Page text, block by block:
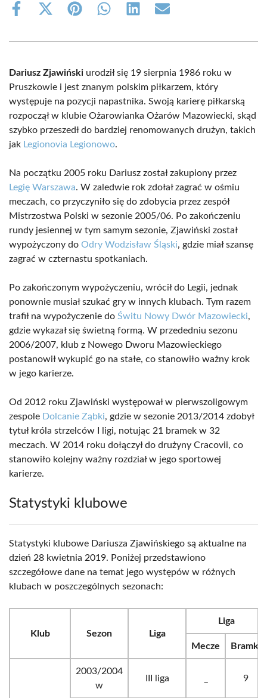
Share
Share
(Twitter)
Share Share Share Share
Dariusz Zjawiński urodził się 19 sierpnia 1986 roku w
Pruszkowie i jest znanym polskim piłkarzem, który
występuje na pozycji napastnika. Swoją karierę piłkarską
rozpoczął w klubie Ożarowianka Ożarów Mazowiecki, skąd
szybko przeszedł do bardziej renomowanych drużyn, takich
jak Legionovia Legionowo.
Na początku 2005 roku Dariusz został zakupiony przez
Legię Warszawa. W zaledwie rok zdołał zagrać w ośmiu
meczach, co przyczyniło się do zdobycia przez zespół
Mistrzostwa Polski w sezonie 2005/06. Po zakończeniu
rundy jesiennej w tym samym sezonie, Zjawiński został
wypożyczony do Odry Wodzisław Śląski, gdzie miał szansę
zagrać w czternastu spotkaniach.
Po zakończonym wypożyczeniu, wrócił do Legii, jednak
ponownie musiał szukać gry w innych klubach. Tym razem
trafił na wypożyczenie do Świtu Nowy Dwór Mazowiecki,
gdzie wykazał się świetną formą. W przededniu sezonu
2006/2007, klub z Nowego Dworu Mazowieckiego
postanowił wykupić go na stałe, co stanowiło ważny krok
w jego karierze.
Od 2012 roku Zjawiński występował w pierwszoligowym
zespole Dolcanie Ząbki, gdzie w sezonie 2013/2014 zdobył
tytuł króla strzelców I ligi, notując 21 bramek w 32
meczach. W 2014 roku dołączył do drużyny Cracovii, co
stanowiło kolejny ważny rozdział w jego sportowej
karierze.
Statystyki klubowe
Statystyki klubowe Dariusza Zjawińskiego są aktualne na
dzień 28 kwietnia 2019. Poniżej przedstawiono
szczegółowe dane na temat jego występów w różnych
klubach w poszczególnych sezonach:
Klub Sezon Liga
Liga
Mecze Bramki
2003/2004
w
III liga 9